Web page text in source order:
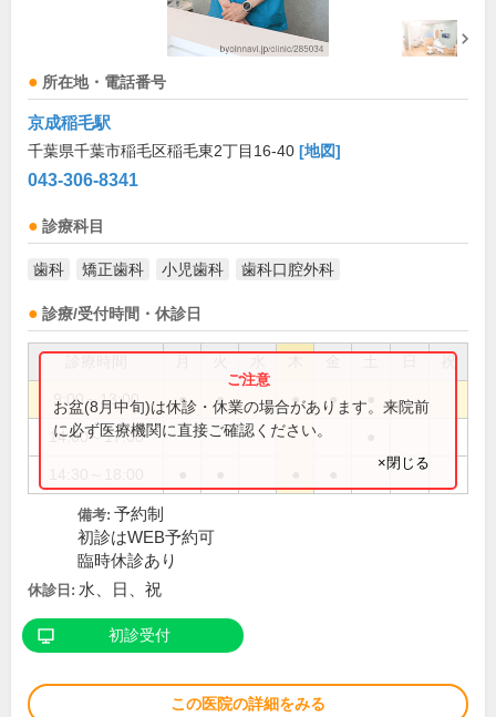
所在地・電話番号
京成稲毛駅
千葉県千葉市稲毛区稲毛東2丁目16-40 [地図]
043-306-8341
診療科目
歯科 矯正歯科 小児歯科 歯科口腔外科
診療/受付時間・休診日
祝
9:00～13:00 ● ● ● ●
14:00～17:00
お盆(8月中旬)は休診・休業の場合があります。来院前
に必ず医療機関に直接ご確認ください。
×閉じる
備考: 予約制
初診はWEB予約可
臨時休診あり
休診日: 水、日、祝
初診受付
この医院の詳細をみる